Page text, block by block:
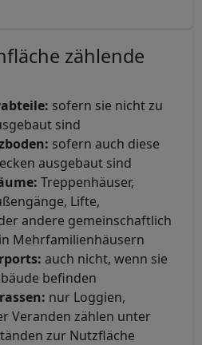
zählende
sofern sie nicht zu
sind
sofern auch diese
ausgebaut sind
Treppenhäuser,
Lifte,
andere gemeinschaftlich
Mehrfamilienhäusern
auch nicht, wenn sie
befinden
nur Loggien,
Veranden zählen unter
zur Nutzfläche